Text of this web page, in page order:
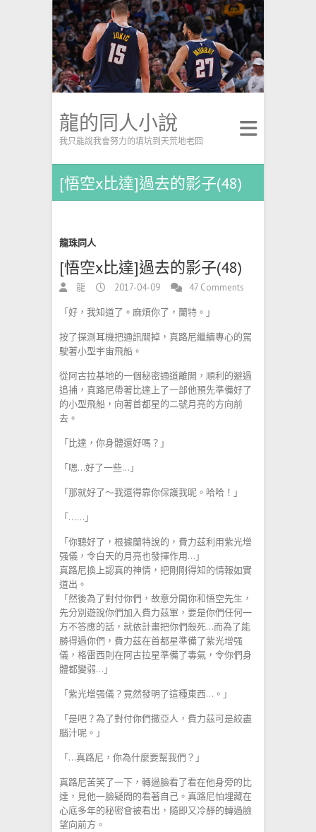
龍的同人小說
我只能說我會努力的填坑到天荒地老囧
[悟空x比達]過去的影子(48)
龍珠同人
[悟空x比達]過去的影子(48)
龍 2017-04-09 47 Comments
「好，我知道了。麻煩你了，蘭特。」
按了探測耳機把通訊關掉，真路尼繼續專心的駕
駛著小型宇宙飛船。
從阿古拉基地的一個秘密通道離開，順利的避過
追捕，真路尼帶著比達上了一部他預先準備好了
的小型飛船，向著首都星的二號月亮的方向前
去。
「比達，你身體還好嗎？」
「嗯…好了一些…」
「那就好了～我還得靠你保護我呢。哈哈！」
「……」
「你聽好了，根據蘭特說的，費力茲利用紫光增
强儀，令白天的月亮也發揮作用…」
真路尼換上認真的神情，把剛剛得知的情報如實
道出。
「然後為了對付你們，故意分開你和悟空先生，
先分別遊說你們加入費力茲軍，要是你們任何一
方不答應的話，就依計畫把你們殺死…而為了能
勝得過你們，費力茲在首都星準備了紫光增强
儀，格雷西則在阿古拉星準備了毒氣，令你們身
體都變弱…」
「紫光增强儀？竟然發明了這種東西…。」
「是吧？為了對付你們撒亞人，費力茲可是絞盡
腦汁呢。」
「…真路尼，你為什麼要幫我們？」
真路尼苦笑了一下，轉過臉看了看在他身旁的比
達，見他一臉疑問的看著自己。真路尼怕埋藏在
心底多年的秘密會被看出，隨即又冷靜的轉過臉
望向前方。